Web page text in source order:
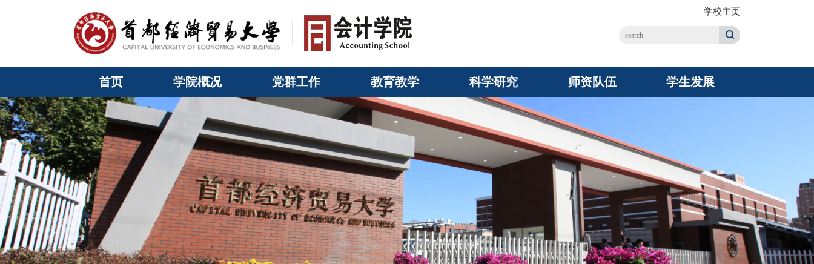
学校主页
首页 学院概况 党群工作 教育教学 科学研究 师资队伍 学生发展